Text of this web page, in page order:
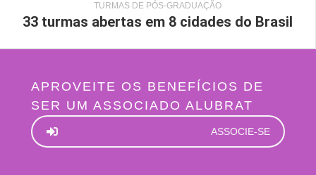
TURMAS DE PÓS-GRADUAÇÃO
33 turmas abertas em 8 cidades do Brasil
APROVEITE OS BENEFÍCIOS DE
SER UM ASSOCIADO ALUBRAT
ASSOCIE-SE